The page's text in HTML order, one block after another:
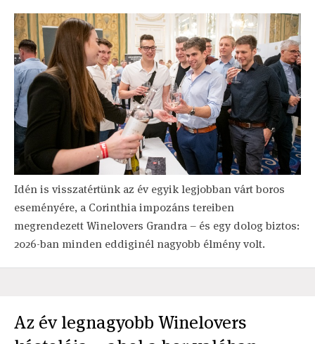
Idén is visszatértünk az év egyik legjobban várt boros
eseményére, a Corinthia impozáns tereiben
megrendezett Winelovers Grandra – és egy dolog biztos:
2026-ban minden eddiginél nagyobb élmény volt.
Az év legnagyobb Winelovers